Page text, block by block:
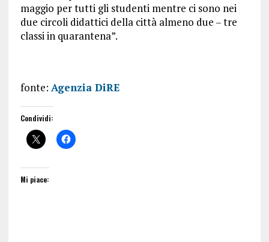
maggio per tutti gli studenti mentre ci sono nei
due circoli didattici della città almeno due – tre
classi in quarantena”.
fonte: Agenzia DiRE
Condividi:
Mi piace: